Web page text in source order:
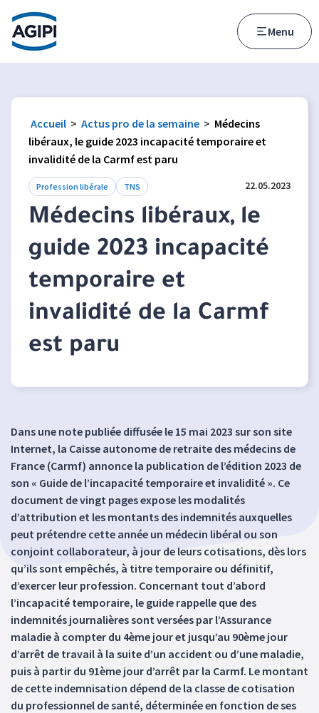
Accès au menu
Accès au contenu principal
Menu
Accueil > Actus pro de la semaine > Médecins
libéraux, le guide 2023 incapacité temporaire et
invalidité de la Carmf est paru
Profession libérale TNS 22.05.2023
Médecins libéraux, le
guide 2023 incapacité
temporaire et
invalidité de la Carmf
est paru
Dans une note publiée diffusée le 15 mai 2023 sur son site
Internet, la Caisse autonome de retraite des médecins de
France (Carmf) annonce la publication de l’édition 2023 de
son « Guide de l’incapacité temporaire et invalidité ». Ce
document de vingt pages expose les modalités
d’attribution et les montants des indemnités auxquelles
peut prétendre cette année un médecin libéral ou son
conjoint collaborateur, à jour de leurs cotisations, dès lors
qu’ils sont empêchés, à titre temporaire ou définitif,
d’exercer leur profession. Concernant tout d’abord
l’incapacité temporaire, le guide rappelle que des
indemnités journalières sont versées par l’Assurance
maladie à compter du 4ème jour et jusqu’au 90ème jour
d’arrêt de travail à la suite d’un accident ou d’une maladie,
puis à partir du 91ème jour d’arrêt par la Carmf. Le montant
de cette indemnisation dépend de la classe de cotisation
du professionnel de santé, déterminée en fonction de ses